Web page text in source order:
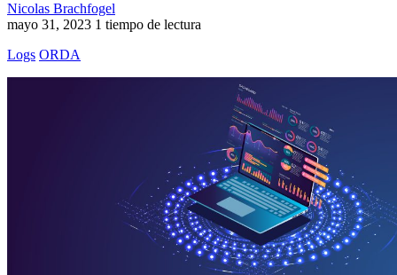
Nicolas Brachfogel
mayo 31, 2023 1 tiempo de lectura
Logs ORDA